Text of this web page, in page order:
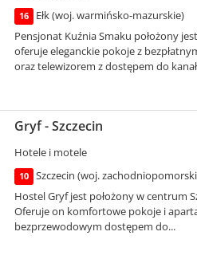
16
Ełk (woj. warmińsko-mazurskie)
Pensjonat Kuźnia Smaku położony
oferuje eleganckie pokoje z
oraz telewizorem z dostępem do
Gryf - Szczecin
Hotele i motele
10
Szczecin (woj.
Hostel Gryf jest położony w centrum
Oferuje on komfortowe pokoje i
bezprzewodowym dostępem do...